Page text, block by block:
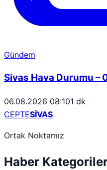
Gündem
Sivas Hava Durumu –
06.08.2026 08:101 dk
CEPTESİVAS
Ortak Noktamız
Haber